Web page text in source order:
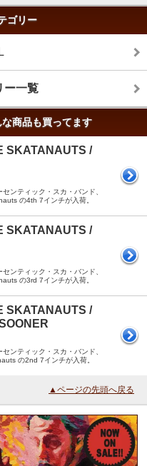
ゴリー
ー一覧
商品も買ってます
SKATANAUTS /
ンティック・スカ・バンド、
の4th 7インチが入荷。
SKATANAUTS /
ンティック・スカ・バンド、
の3rd 7インチが入荷。
SKATANAUTS /
ンティック・スカ・バンド、
の2nd 7インチが入荷。
▲ページの先頭へ戻る